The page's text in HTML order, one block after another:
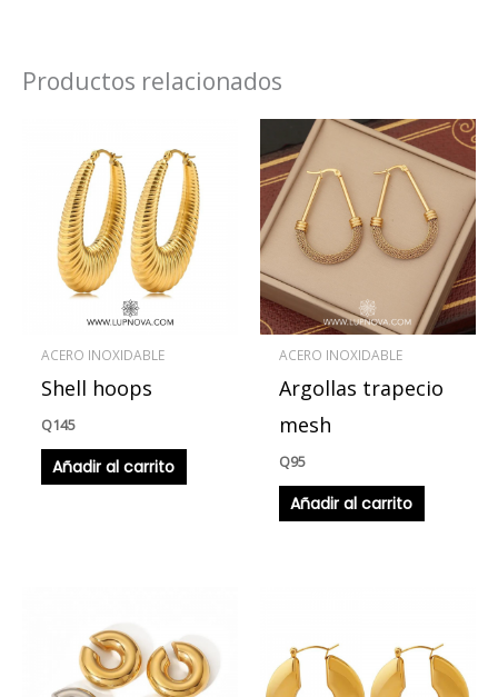
Productos relacionados
ACERO INOXIDABLE
Shell hoops
Q145
Añadir al carrito
ACERO INOXIDABLE
Argollas trapecio
mesh
Q95
Añadir al carrito
múltiples